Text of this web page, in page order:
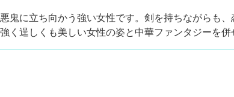
鬼に立ち向かう強い女性です。剣を持ちながらも
く逞しくも美しい女性の姿と中華ファンタジーを